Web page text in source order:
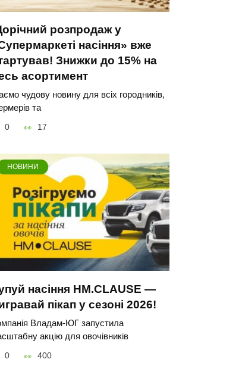
розпродаж у
насіння» вже
Знижки до 15% на
асортимент
чудову новину для всіх городників,
та
0 17
НОВИНИ
насіння HM.CLAUSE —
пікап у сезоні 2026!
Владам-ЮГ запустила
акцію для овочівників
0 400